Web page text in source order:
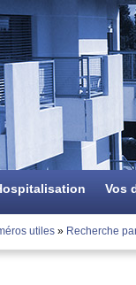
Vos
utiles » Recherche